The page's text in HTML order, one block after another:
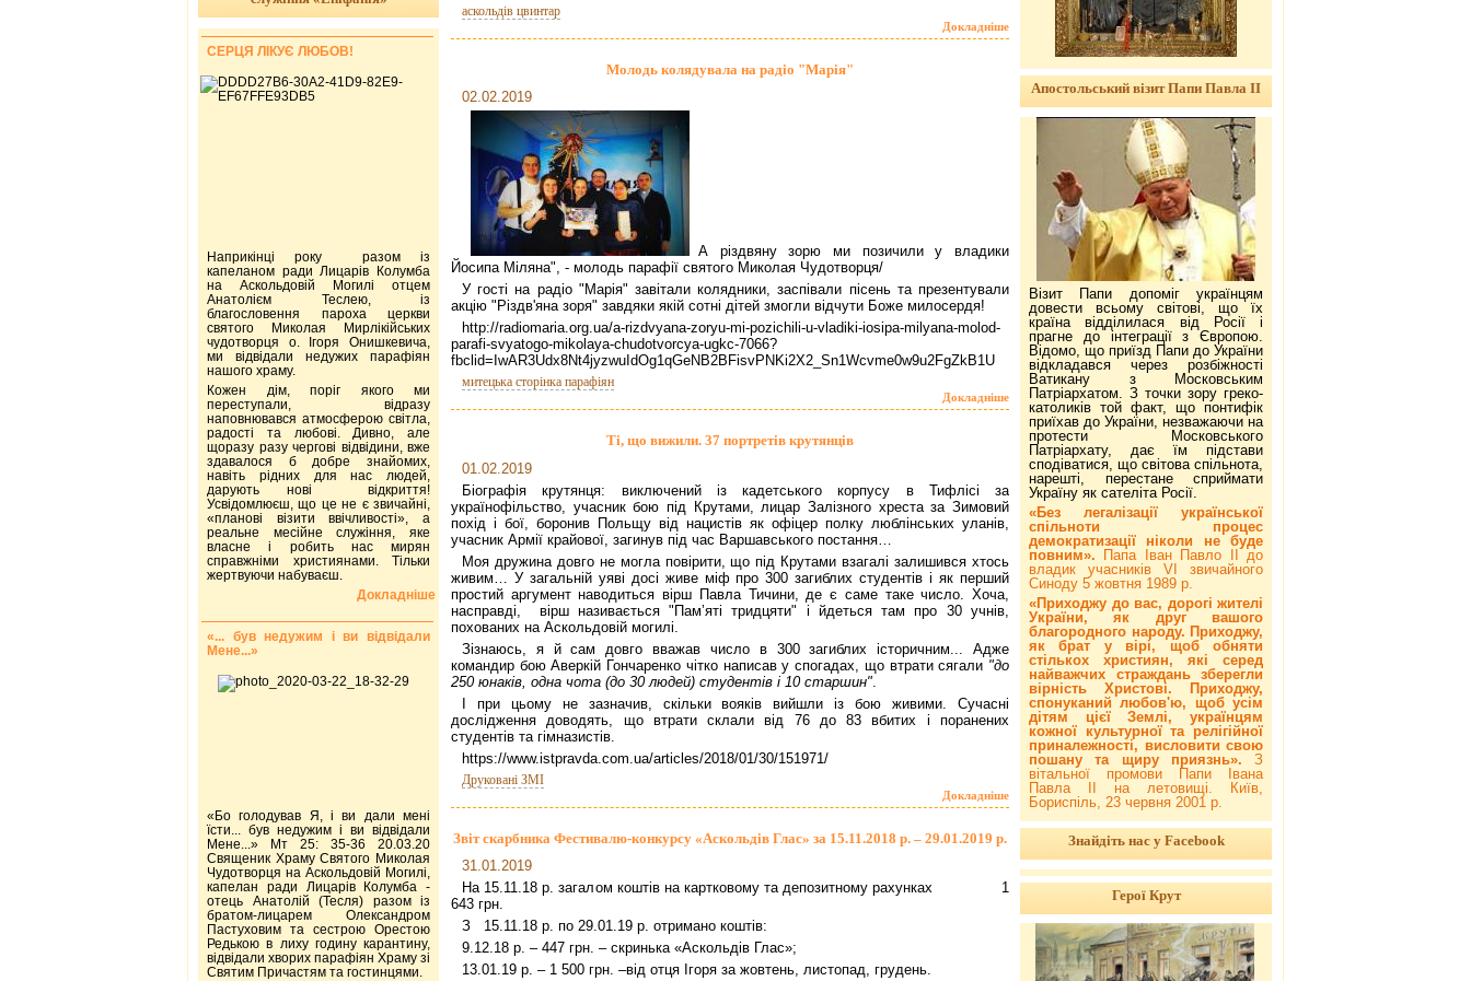
аскольдів цвинтар
Докладніше
Молодь колядувала на радіо "Марія"
02.02.2019
А різдвяну зорю ми позичили у владики
Йосипа Міляна", - молодь парафії святого Миколая Чудотворця/
У гості на радіо "Марія" завітали колядники, заспівали пісень та презентували
акцію "Різдв'яна зоря" завдяки якій сотні дітей змогли відчути Боже милосердя!
http://radiomaria.org.ua/a-rizdvyana-zoryu-mi-pozichili-u-vladiki-iosipa-milyana-molod-
parafi-svyatogo-mikolaya-chudotvorcya-ugkc-7066?
fbclid=IwAR3Udx8Nt4jyzwuIdOg1qGeNB2BFisvPNKi2X2_Sn1Wcvme0w9u2FgZkB1U
митецька сторінка парафіян
Докладніше
Ті, що вижили. 37 портретів крутянців
01.02.2019
Біографія крутянця: виключений із кадетського корпусу в Тифлісі за
українофільство, учасник бою під Крутами, лицар Залізного хреста за Зимовий
похід і бої, боронив Польщу від нацистів як офіцер полку люблінських уланів,
учасник Армії крайової, загинув під час Варшавського постання…
Моя дружина довго не могла повірити, що під Крутами взагалі залишився хтось
живим… У загальній уяві досі живе міф про 300 загиблих студентів і як перший
простий аргумент наводиться вірш Павла Тичини, де є саме таке число. Хоча,
насправді, вірш називається "Пам’яті тридцяти" і йдеться там про 30 учнів,
похованих на Аскольдовій могилі.
Зізнаюсь, я й сам довго вважав число в 300 загиблих історичним... Адже
командир бою Аверкій Гончаренко чітко написав у спогадах, що втрати сягали "до
250 юнаків, одна чота (до 30 людей) студентів і 10 старшин"
І при цьому не зазначив, скільки вояків вийшли із бою живими. Сучасні
дослідження доводять, що втрати склали від 76 до 83 вбитих і поранених
студентів та гімназистів.
https://www.istpravda.com.ua/articles/2018/01/30/151971/
Друковані ЗМІ
Докладніше
Звіт скарбника Фестивалю-конкурсу «Аскольдів Глас» за 15.11.2018 р. – 29.01.2019 р.
31.01.2019
На 15.11.18 р. загалом коштів на картковому та депозитному рахунках 1
643 грн.
З 15.11.18 р. по 29.01.19 р. отримано коштів:
9.12.18 р. – 447 грн. – скринька «Аскольдів Глас»;
13.01.19 р. – 1 500 грн. –від отця Ігоря за жовтень, листопад, грудень.
СЕРЦЯ ЛІКУЄ ЛЮБОВ!
Наприкінці року разом із
капеланом ради Лицарів Колумба
на Аскольдовій Могилі отцем
Анатолієм Теслею, із
благословення пароха церкви
святого Миколая Мирлікійських
чудотворця о. Ігоря Онишкевича,
ми відвідали недужих парафіян
нашого храму.
Кожен дім, поріг якого ми
переступали, відразу
наповнювався атмосферою світла,
радості та любові. Дивно, але
щоразу разу чергові відвідини, вже
здавалося б добре знайомих,
навіть рідних для нас людей,
дарують нові відкриття!
Усвідомлюєш, що це не є звичайні,
«планові візити ввічливості», а
реальне месійне служіння, яке
власне і робить нас мирян
справжніми християнами. Тільки
жертвуючи набуваєш.
Докладніше
«... був недужим і ви відвідали
Мене...»
«Бо голодував Я, і ви дали мені
їсти... був недужим і ви відвідали
Мене...» Мт 25: 35-36 20.03.20
Священик Храму Святого Миколая
Чудотворця на Аскольдовій Могилі,
капелан ради Лицарів Колумба -
отець Анатолій (Тесля) разом із
братом-лицарем Олександром
Пастуховим та сестрою Орестою
Редькою в лиху годину карантину,
відвідали хворих парафіян Храму зі
Святим Причастям та гостинцями.
Апостольський візит Папи Павла ІІ
Візит Папи допоміг українцям
довести всьому світові, що їх
країна відділилася від Росії і
прагне до інтеграції з Європою.
Відомо, що приїзд Папи до України
відкладався через розбіжності
Ватикану з Московським
Патріархатом. З точки зору греко-
католиків той факт, що понтифік
приїхав до України, незважаючи на
протести Московського
Патріархату, дає їм підстави
сподіватися, що світова спільнота,
нарешті, перестане сприймати
Україну як сателіта Росії.
«Без легалізації української
спільноти процес
демократизації ніколи не буде
повним».
Папа Іван Павло ІІ до
владик учасників VI звичайного
Синоду 5 жовтня 1989 р.
«Приходжу до вас, дорогі жителі
України, як друг вашого
благородного народу. Приходжу,
як брат у вірі, щоб обняти
стількох християн, які серед
найважчих страждань зберегли
вірність Христові. Приходжу,
спонуканий любов'ю, щоб усім
дітям цієї Землі, українцям
кожної культурної та релігійної
приналежності, висловити свою
пошану та щиру приязнь». З
вітальної промови Папи Івана
Павла ІІ на летовищі. Київ,
Бориспіль, 23 червня 2001 р.
Знайдіть нас у Facebook
Герої Крут